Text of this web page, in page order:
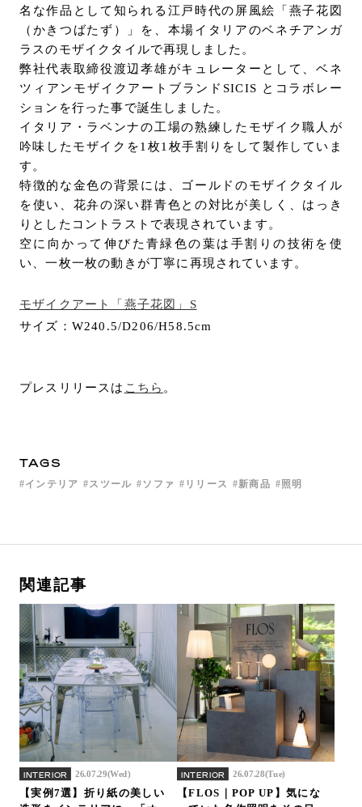
名な作品として知られる江戸時代の屏風絵「燕子花図
（かきつばたず）」を、本場イタリアのベネチアンガ
ラスのモザイクタイルで再現しました。
弊社代表取締役渡辺孝雄がキュレーターとして、ベネ
ツィアンモザイクアートブランドSICIS とコラボレー
ションを行った事で誕生しました。
イタリア・ラベンナの工場の熟練したモザイク職人が
吟味したモザイクを1枚1枚手割りをして製作していま
す。
特徴的な金色の背景には、ゴールドのモザイクタイル
を使い、花弁の深い群青色との対比が美しく、はっき
りとしたコントラストで表現されています。
空に向かって伸びた青緑色の葉は手割りの技術を使
い、一枚一枚の動きが丁寧に再現されています。
モザイクアート「燕子花図」S
サイズ：W240.5/D206/H58.5cm
プレスリリースは こちら 。
TAGS
インテリア スツール ソファ リリース 新商品 照明
関連記事
INTERIOR 26.07.29(Wed)
【実例7選】折り紙の美しい
INTERIOR 26.07.28(Tue)
【FLOS｜POP UP】気にな